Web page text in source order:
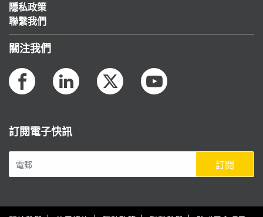
隱私政策
聯繫我們
關注我們
訂閱電子快訊
訂閱